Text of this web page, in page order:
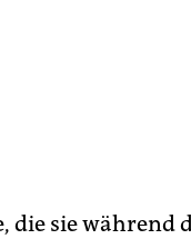
die sie während